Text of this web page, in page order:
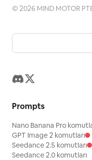
©2026 MIND MOTOR
Prompts
Nano Banana Pro
GPT Image 2 komutları
Seedance 2.5 komutları
Seedance 2.0 komutları